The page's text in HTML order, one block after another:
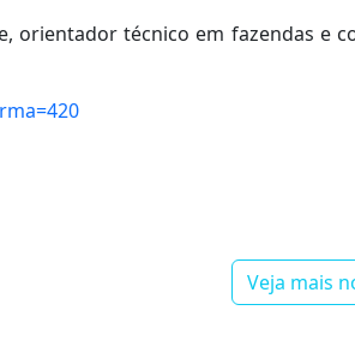
orientador técnico em fazendas e
Veja mais